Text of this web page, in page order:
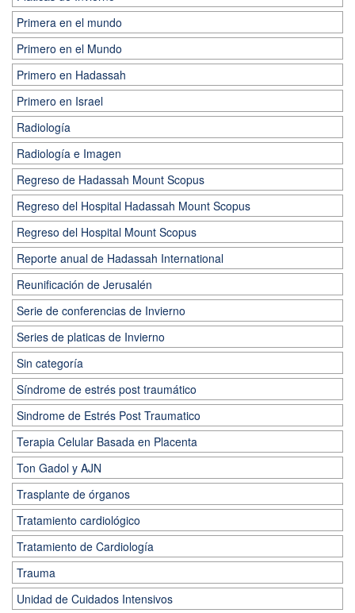
Primera en el mundo
Primero en el Mundo
Primero en Hadassah
Primero en Israel
Radiología
Radiología e Imagen
Regreso de Hadassah Mount Scopus
Regreso del Hospital Hadassah Mount Scopus
Regreso del Hospital Mount Scopus
Reporte anual de Hadassah International
Reunificación de Jerusalén
Serie de conferencias de Invierno
Series de platicas de Invierno
Sin categoría
Síndrome de estrés post traumático
Sindrome de Estrés Post Traumatico
Terapia Celular Basada en Placenta
Ton Gadol y AJN
Trasplante de órganos
Tratamiento cardiológico
Tratamiento de Cardiología
Trauma
Unidad de Cuidados Intensivos